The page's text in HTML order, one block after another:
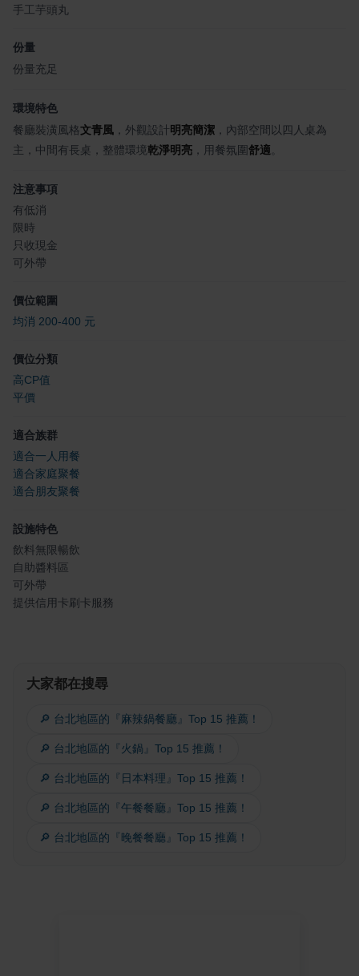
手工芋頭丸
份量
份量充足
環境特色
餐廳裝潢風格文青風 ，外觀設計明亮簡潔 ，內部空間以四人桌為
主，中間有長桌，整體環境乾淨明亮 ，用餐氛圍舒適
注意事項
有低消
限時
只收現金
可外帶
價位範圍
均消 200-400 元
價位分類
高CP值
平價
適合族群
適合一人用餐
適合家庭聚餐
適合朋友聚餐
設施特色
飲料無限暢飲
自助醬料區
可外帶
提供信用卡刷卡服務
大家都在搜尋
🔎 台北地區的『麻辣鍋餐廳』Top 15 推薦！
🔎 台北地區的『火鍋』Top 15 推薦！
🔎 台北地區的『日本料理』Top 15 推薦！
🔎 台北地區的『午餐餐廳』Top 15 推薦！
🔎 台北地區的『晚餐餐廳』Top 15 推薦！